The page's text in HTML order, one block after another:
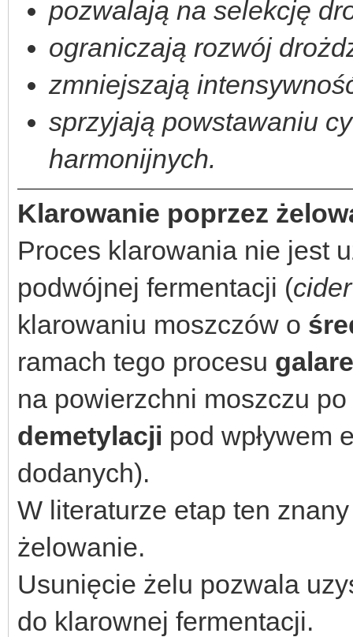
pozwalają na selekcję
ograniczają rozwój
zmniejszają
sprzyjają powstawaniu
harmonijnych.
Klarowanie poprzez
Proces klarowania nie jest
podwójnej fermentacji (
klarowaniu moszczów o
ramach tego procesu
na powierzchni moszczu
demetylacji pod wpływem
dodanych).
W literaturze etap ten
żelowanie.
Usunięcie żelu pozwala
do klarownej fermentacji.